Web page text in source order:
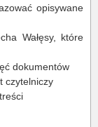
opisywane
Wałęsy, które
dokumentów
czytelniczy